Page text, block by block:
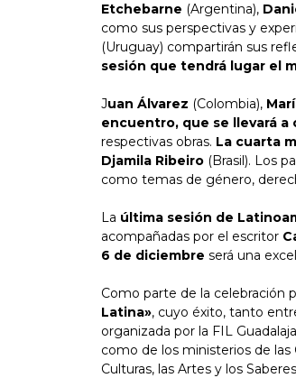
Etchebarne (Argentina),
como sus perspectivas y
(Uruguay) compartirán sus
sesión que tendrá lugar el
Juan Álvarez (Colombia),
encuentro, que se llevará
respectivas obras. La cuarta
Djamila Ribeiro (Brasil). Los
como temas de género,
La última sesión de
acompañadas por el escritor
6 de diciembre será una
Como parte de la celebración
Latina», cuyo éxito, tanto
organizada por la FIL
como de los ministerios de las
Culturas, las Artes y los